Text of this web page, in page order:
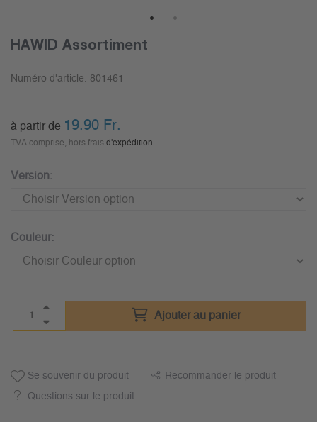
HAWID Assortiment
Numéro d'article: 801461
à partir de 19.90 Fr.
TVA comprise, hors frais d'expédition
Version:
Couleur:
Ajouter au panier
Se souvenir du produit Recommander le produit
Questions sur le produit